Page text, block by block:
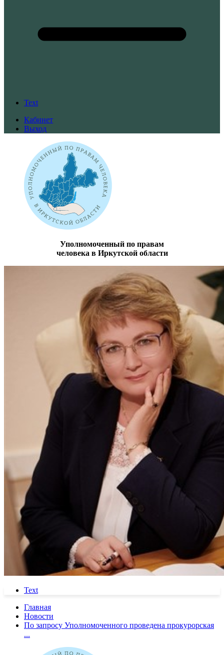
Text
Кабинет
Выход
Уполномоченный по правам
человека в Иркутской области
Text
Главная
Новости
По запросу Уполномоченного проведена прокурорская
...